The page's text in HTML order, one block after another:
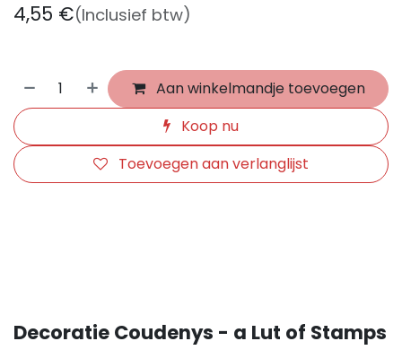
4,55 €(Inclusief btw)
Aan winkelmandje toevoegen
Koop nu
Toevoegen aan verlanglijst
Decoratie Coudenys - a Lut of Stamps